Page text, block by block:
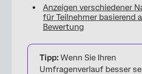
Anzeigen verschiedener
für Teilnehmer basierend
Bewertung
Tipp: Wenn Sie Ihren
Umfragenverlauf besser